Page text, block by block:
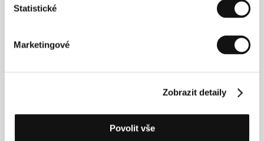
Statistické
Marketingové
Zobrazit detaily
Povolit vše
jmenován jednou z 25 nových tváří nezávislého filmu.
zařadil mezi deset
Them Bodies Saints
uvedl letošní festival v Sundance
i snímek Pit Stop
, jehož byl spoluscenáristou, a také
Kontakty